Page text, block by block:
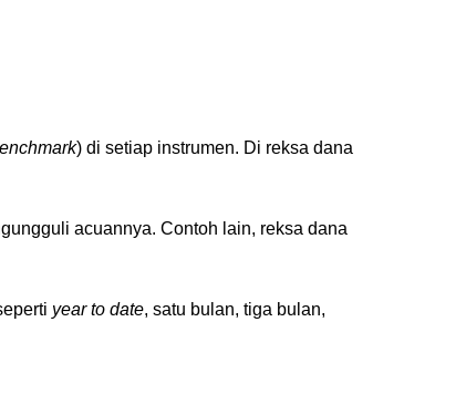
) di setiap instrumen. Di reksa dana
acuannya. Contoh lain, reksa dana
year to date, satu bulan, tiga bulan,